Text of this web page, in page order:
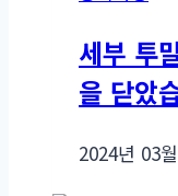
세부 투
을 닫았
2024년 03